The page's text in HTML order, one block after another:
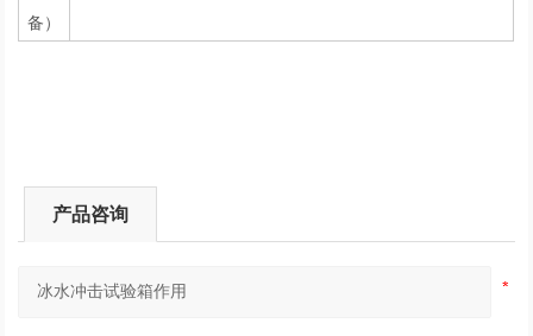
备）
产品咨询